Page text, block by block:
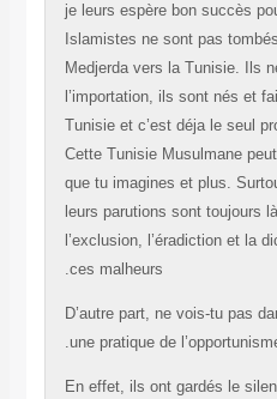
je leurs espère
Islamistes ne
Medjerda vers
l’importation,
Tunisie et
Cette Tunisie
que tu
leurs parutions
l’exclusion,
D’autre part,
une pratique de
En effet, ils ont